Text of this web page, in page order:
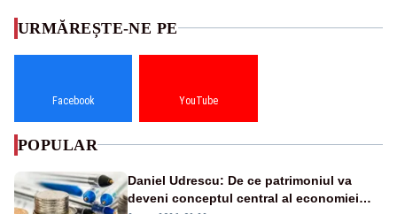
URMĂREȘTE-NE PE
Facebook YouTube
POPULAR
Daniel Udrescu: De ce patrimoniul va
deveni conceptul central al economiei